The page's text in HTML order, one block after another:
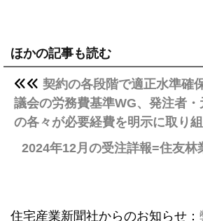
ほかの記事も読む
契約の各段階で適正水準確
議会の労務費基準WG、発注者
の各々が必要経費を明示に取り
2024年12月の受注詳報=住友林
住宅産業新聞社からのお知らせ：